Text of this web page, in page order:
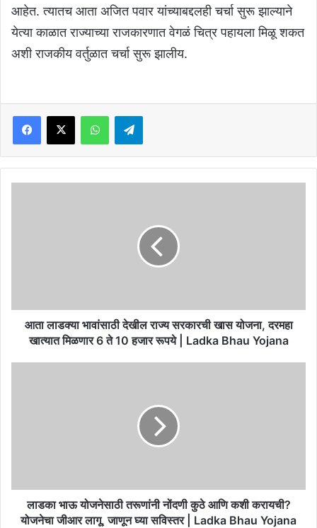
आहेत. त्यातच आता अजित पवार यांच्याबद्दलही चर्चा सुरू झाल्याने
येत्या काळात राज्याच्या राजकारणात वेगळं चित्र पहायला मिळू शकत
अशी राजकीय वर्तुळात चर्चा सुरू झालीय.
Facebook
X WhatsAppTelegram
दरमहा
खात्यात
मिळणार
आता लाडक्या भावांसाठी देखील राज्य सरकारची खास योजना, दरमहा
खात्यात मिळणार 6 ते 10 हजार रूपये | Ladka Bhau Yojana
करायची?
योजनेचा
जीआर
लाडका भाऊ योजनेसाठी तरूणांनी नोंदणी कुठे आणि कशी करायची?
योजनेचा जीआर लागू, जाणून घ्या सविस्तर | Ladka Bhau Yojana